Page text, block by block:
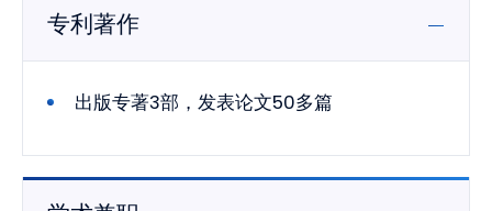
专利著作
出版专著3部，发表论文50多篇